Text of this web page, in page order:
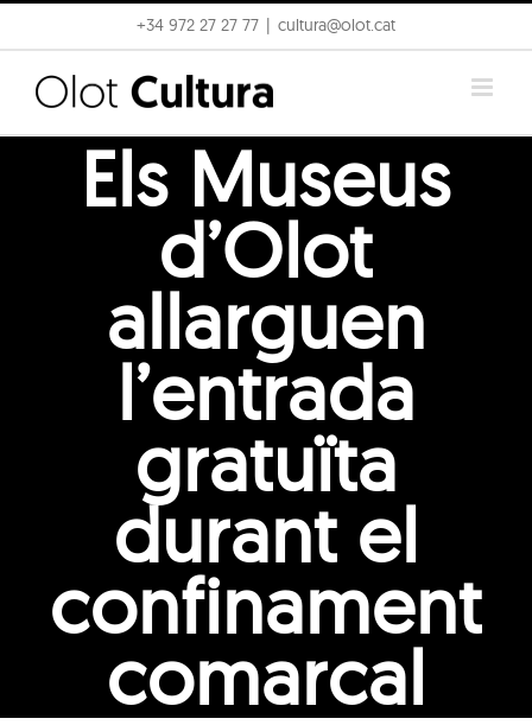
to
content
+34 972 27 27 77 cultura@olot.cat
Els Museus
d’Olot
allarguen
l’entrada
gratuïta
durant el
confinament
comarcal